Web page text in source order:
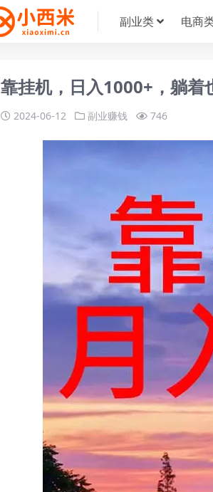
副业类 电商
靠挂机，日入1000+，躺着
2024-06-12 副业赚钱 746